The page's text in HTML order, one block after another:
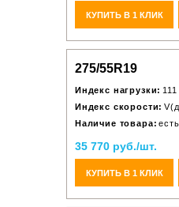
КУПИТЬ В 1 КЛИК
275/55R19
Индекс нагрузки: 111
Индекс скорости:
Наличие товара:
35 770 руб./шт.
КУПИТЬ В 1 КЛИК